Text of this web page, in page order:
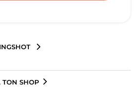
TON SHOP